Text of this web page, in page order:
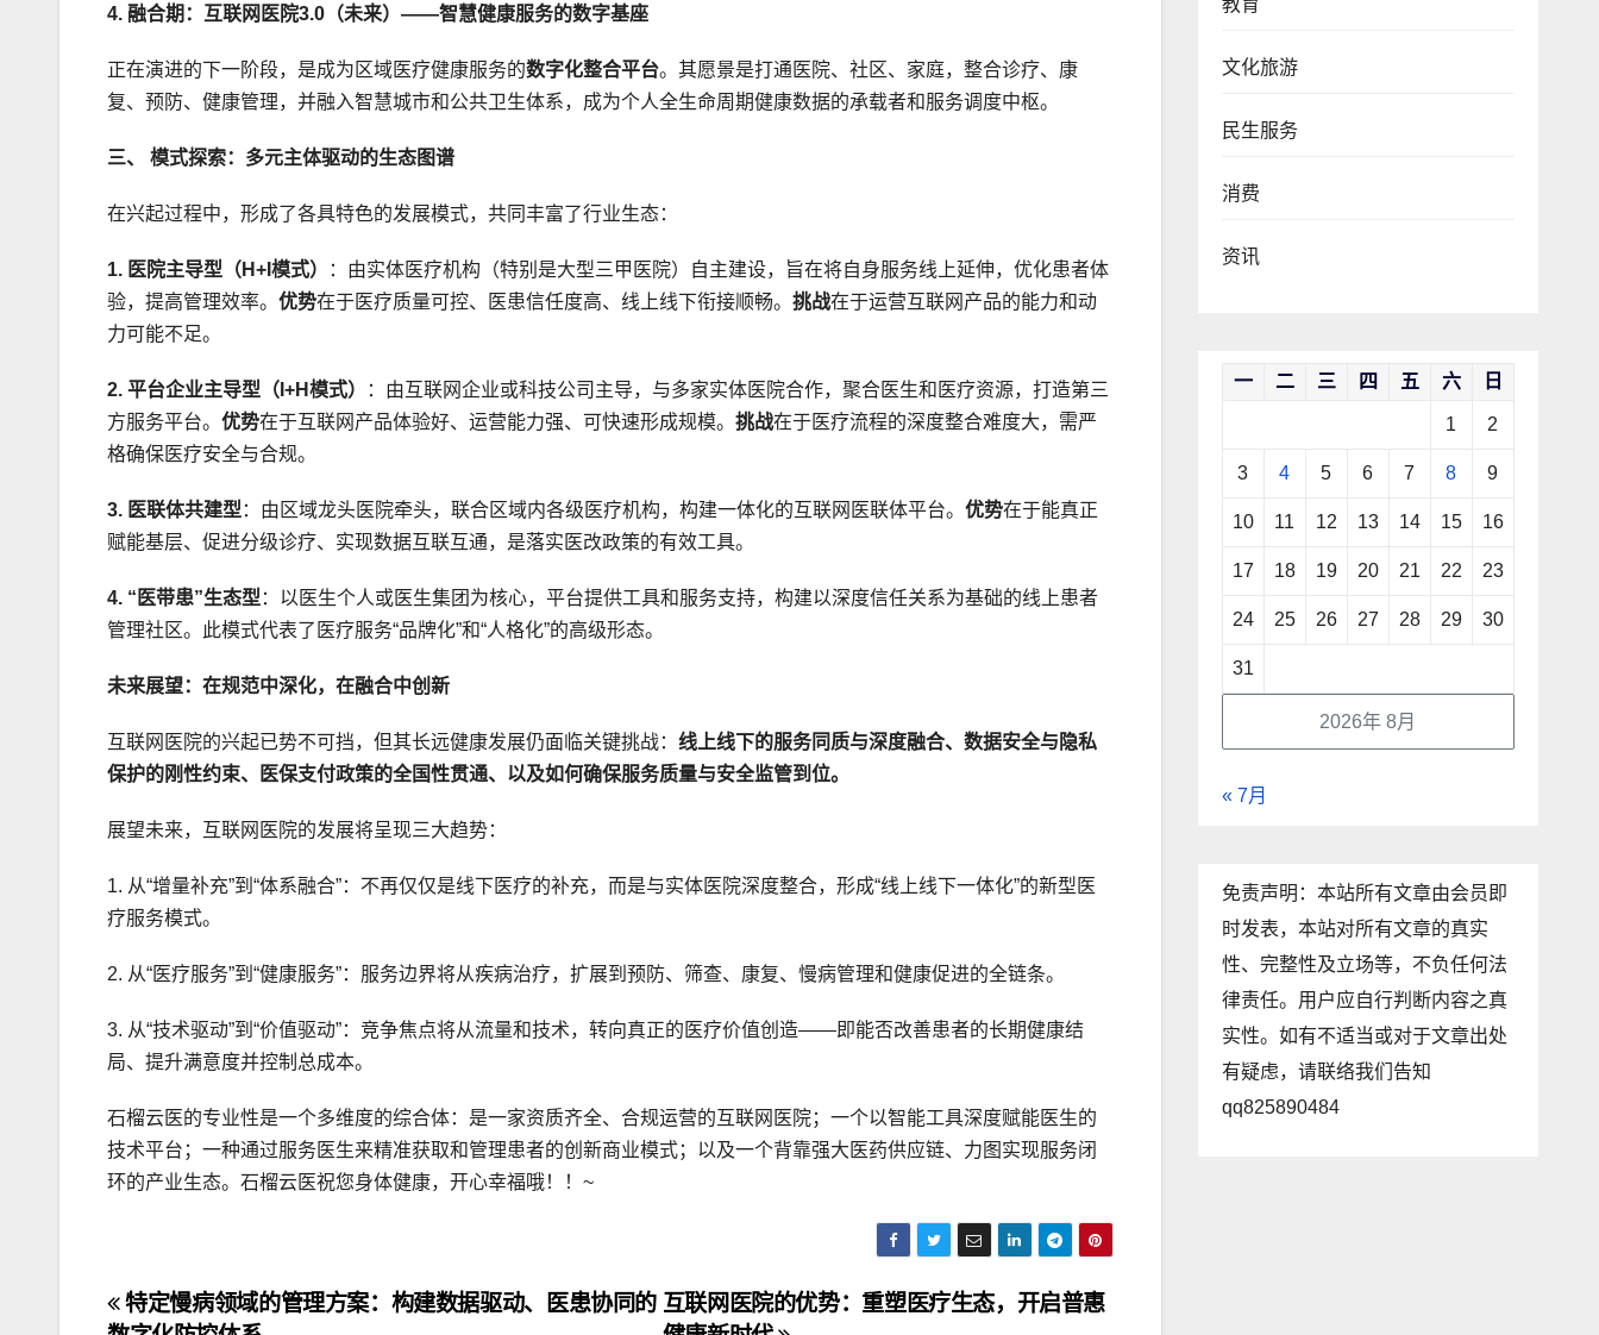
4. 融合期：互联网医院3.0（未来）——智慧健康服务的数字基座
正在演进的下一阶段，是成为区域医疗健康服务的数字化整合平台。其愿景是打通医院、社区、家庭，整合诊疗、康
复、预防、健康管理，并融入智慧城市和公共卫生体系，成为个人全生命周期健康数据的承载者和服务调度中枢。
三、 模式探索：多元主体驱动的生态图谱
在兴起过程中，形成了各具特色的发展模式，共同丰富了行业生态：
1. 医院主导型（H+I模式）
：由实体医疗机构（特别是大型三甲医院）自主建设，旨在将自身服务线上延伸，优化患者体
验，提高管理效率。 优势在于医疗质量可控、医患信任度高、线上线下衔接顺畅。 挑战在于运营互联网产品的能力和动
力可能不足。
2. 平台企业主导型（I+H模式）
：由互联网企业或科技公司主导，与多家实体医院合作，聚合医生和医疗资源，打造第三
方服务平台。 优势在于互联网产品体验好、运营能力强、可快速形成规模。 挑战在于医疗流程的深度整合难度大，需严
格确保医疗安全与合规。
3. 医联体共建型 ：由区域龙头医院牵头，联合区域内各级医疗机构，构建一体化的互联网医联体平台。 优势在于能真正
赋能基层、促进分级诊疗、实现数据互联互通，是落实医改政策的有效工具。
4. “医带患”生态型 ：以医生个人或医生集团为核心，平台提供工具和服务支持，构建以深度信任关系为基础的线上患者
管理社区。此模式代表了医疗服务“品牌化”和“人格化”的高级形态。
未来展望：在规范中深化，在融合中创新
互联网医院的兴起已势不可挡，但其长远健康发展仍面临关键挑战： 线上线下的服务同质与深度融合、数据安全与隐私
保护的刚性约束、医保支付政策的全国性贯通、以及如何确保服务质量与安全监管到位。
展望未来，互联网医院的发展将呈现三大趋势：
1. 从“增量补充”到“体系融合”：不再仅仅是线下医疗的补充，而是与实体医院深度整合，形成“线上线下一体化”的新型医
疗服务模式。
2. 从“医疗服务”到“健康服务”：服务边界将从疾病治疗，扩展到预防、筛查、康复、慢病管理和健康促进的全链条。
3. 从“技术驱动”到“价值驱动”：竞争焦点将从流量和技术，转向真正的医疗价值创造——即能否改善患者的长期健康结
局、提升满意度并控制总成本。
石榴云医的专业性是一个多维度的综合体：是一家资质齐全、合规运营的互联网医院；一个以智能工具深度赋能医生的
技术平台；一种通过服务医生来精准获取和管理患者的创新商业模式；以及一个背靠强大医药供应链、力图实现服务闭
环的产业生态。石榴云医祝您身体健康，开心幸福哦！！~
文
互联网医院的优势：重塑医疗生态，开启普惠
特定慢病领域的管理方案：构建数据驱动、医患协同的
教育
文化旅游
民生服务
消费
资讯
2026年 8月
一 二 三 四 五 六 日
1 2
3 4 5 6 7 8 9
10 11 12 13 14 15 16
17 18 19 20 21 22 23
24 25 26 27 28 29 30
31
« 7月
免责声明：本站所有文章由会员即
时发表，本站对所有文章的真实
性、完整性及立场等，不负任何法
律责任。用户应自行判断内容之真
实性。如有不适当或对于文章出处
有疑虑，请联络我们告知
qq825890484